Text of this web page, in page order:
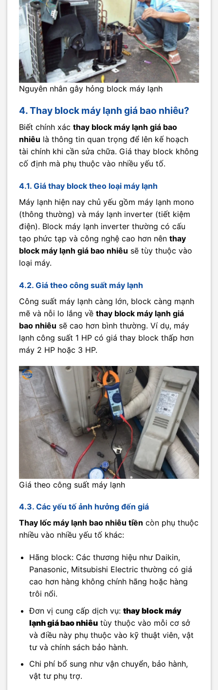
Nguyên nhân gây hỏng block máy lạnh
4. Thay block máy lạnh giá bao nhiêu?
Biết chính xác thay block máy lạnh giá bao
nhiêu là thông tin quan trọng để lên kế hoạch
tài chính khi cần sửa chữa. Giá thay block không
cố định mà phụ thuộc vào nhiều yếu tố.
4.1. Giá thay block theo loại máy lạnh
Máy lạnh hiện nay chủ yếu gồm máy lạnh mono
(thông thường) và máy lạnh inverter (tiết kiệm
điện). Block máy lạnh inverter thường có cấu
tạo phức tạp và công nghệ cao hơn nên thay
block máy lạnh giá bao nhiêu sẽ tùy thuộc vào
loại máy.
4.2. Giá theo công suất máy lạnh
Công suất máy lạnh càng lớn, block càng mạnh
mẽ và nỗi lo lắng về thay block máy lạnh giá
bao nhiêu sẽ cao hơn bình thường. Ví dụ, máy
lạnh công suất 1 HP có giá thay block thấp hơn
máy 2 HP hoặc 3 HP.
Giá theo công suất máy lạnh
4.3. Các yếu tố ảnh hưởng đến giá
Thay lốc máy lạnh bao nhiêu tiền còn phụ thuộc
nhiều vào nhiều yếu tố khác:
Hãng block: Các thương hiệu như Daikin,
Panasonic, Mitsubishi Electric thường có giá
cao hơn hàng không chính hãng hoặc hàng
trôi nổi.
Đơn vị cung cấp dịch vụ: thay block máy
lạnh giá bao nhiêutùy thuộc vào mỗi cơ sở
và điều này phụ thuộc vào kỹ thuật viên, vật
tư và chính sách bảo hành.
Chi phí bổ sung như vận chuyển, bảo hành,
vật tư phụ trợ.